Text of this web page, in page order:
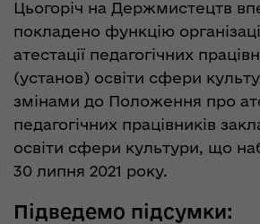
Цьогоріч на Держмистецтв
покладено функцію
атестації педагогічних
(установ) освіти сфери
змінами до Положення про
педагогічних працівників
освіти сфери культури, що
30 липня 2021 року.
Підведемо підсумки: